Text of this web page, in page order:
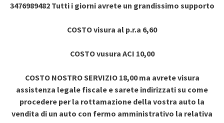
3476989482 Tutti i giorni avrete un grandissimo supporto
COSTO visura al p.r.a 6,60
COSTO vusura ACI 10,00
COSTO NOSTRO SERVIZIO 18,00 ma avrete visura
assistenza legale fiscale e sarete indirizzati su come
procedere per la rottamazione della vostra auto la
vendita di un auto con fermo amministrativo la relativa